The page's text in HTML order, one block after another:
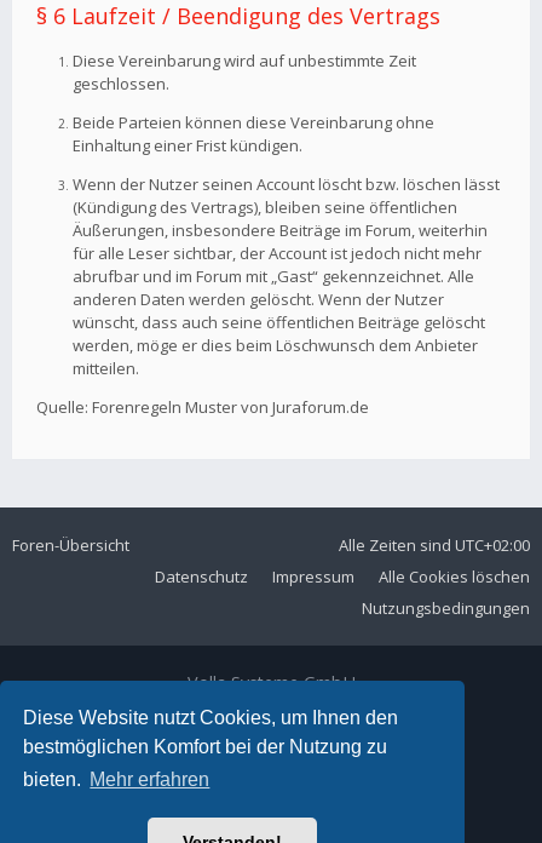
Diese Website nutzt Cookies, um Ihnen den
bestmöglichen Komfort bei der Nutzung zu
bieten. Mehr erfahren
§ 6 Laufzeit / Beendigung des Vertrags
Diese Vereinbarung wird auf unbestimmte Zeit
geschlossen.
Beide Parteien können diese Vereinbarung ohne
Einhaltung einer Frist kündigen.
Wenn der Nutzer seinen Account löscht bzw. löschen lässt
(Kündigung des Vertrags), bleiben seine öffentlichen
Äußerungen, insbesondere Beiträge im Forum, weiterhin
für alle Leser sichtbar, der Account ist jedoch nicht mehr
abrufbar und im Forum mit „Gast“ gekennzeichnet. Alle
anderen Daten werden gelöscht. Wenn der Nutzer
wünscht, dass auch seine öffentlichen Beiträge gelöscht
werden, möge er dies beim Löschwunsch dem Anbieter
mitteilen.
Quelle: Forenregeln Muster von Juraforum.de
Foren-Übersicht Alle Zeiten sind UTC+02:00
Alle Cookies löschen
Impressum
Datenschutz
Nutzungsbedingungen
Volla Systeme GmbH
Kölner Straße 102
42897 Remscheid
Telefon:+49 2191 59897 61
E-Mail: